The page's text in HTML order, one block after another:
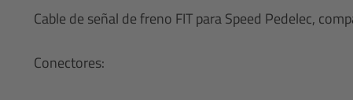
Cable de señal de freno FIT para Speed Pedelec,
Conectores: